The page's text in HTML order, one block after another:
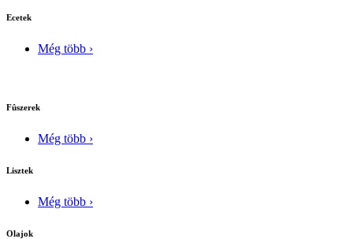
Ecetek
Még több ›
Fûszerek
Még több ›
Lisztek
Még több ›
Olajok